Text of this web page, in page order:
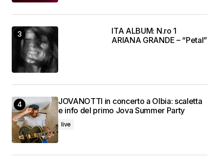
ITA ALBUM: N.ro 1
ARIANA GRANDE – “Petal”
JOVANOTTI in concerto a Olbia: scaletta
e info del primo Jova Summer Party
live